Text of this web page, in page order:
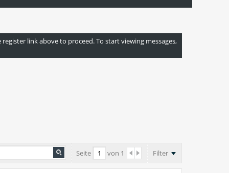
link above to proceed. To start viewing messages,
Seite von 1 Filter